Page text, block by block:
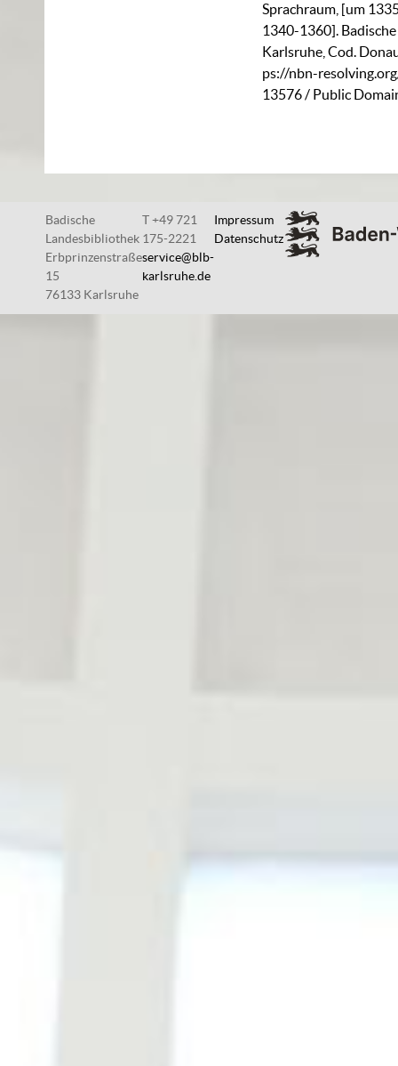
Sprachraum, [um
1340-1360].
Karlsruhe,Cod.
ps://nbn-
13576/ Public
Badische
Landesbibliothek
Erbprinzenstraße
15
76133 Karlsruhe
T +49 721
175-2221
service@blb-
karlsruhe.de
Impressum
Datenschutz